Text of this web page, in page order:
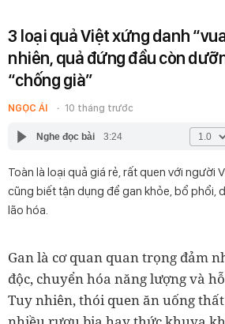
3 loại quả Việt xứng danh
nhiên, quả đứng đầu còn
“chống già”
NGỌC ÁI 10 tháng trước
Nghe đọc bài 3:24
Toàn là loại quả giá rẻ, rất quen với người
cũng biết tận dụng để gan khỏe, bổ phổi,
lão hóa.
Gan là cơ quan quan trọng đảm
độc, chuyển hóa năng lượng và
Tuy nhiên, thói quen ăn uống